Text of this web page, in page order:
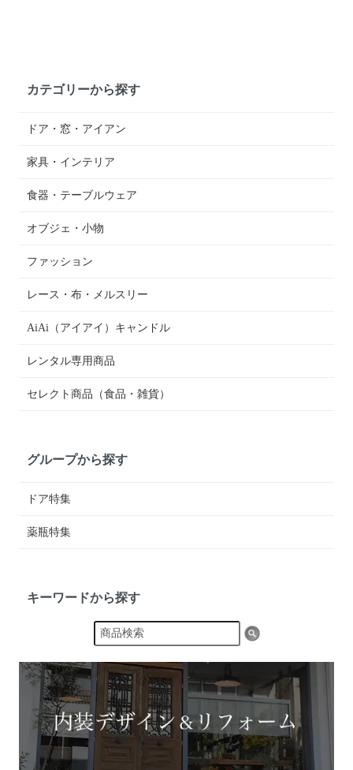
カテゴリーから探す
ドア・窓・アイアン
家具・インテリア
食器・テーブルウェア
オブジェ・小物
ファッション
レース・布・メルスリー
AiAi（アイアイ）キャンドル
レンタル専用商品
セレクト商品（食品・雑貨）
グループから探す
ドア特集
薬瓶特集
キーワードから探す